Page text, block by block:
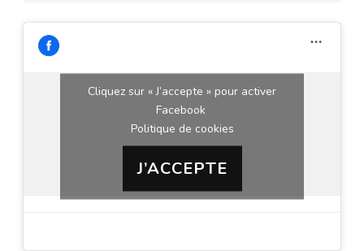
Cliquez sur « J’accepte » pour activer
Facebook
Politique de cookies
J’ACCEPTE